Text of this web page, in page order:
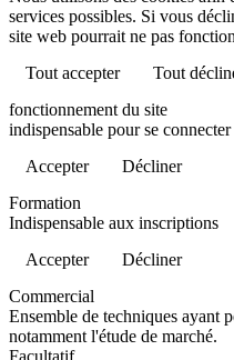
services possibles. Si vous
site web pourrait ne pas
Tout accepter
Tout
fonctionnement du site
indispensable pour se connecter
Accepter
Décliner
Formation
Indispensable aux inscriptions
Accepter
Décliner
Commercial
Ensemble de techniques ayant
notamment l'étude de marché.